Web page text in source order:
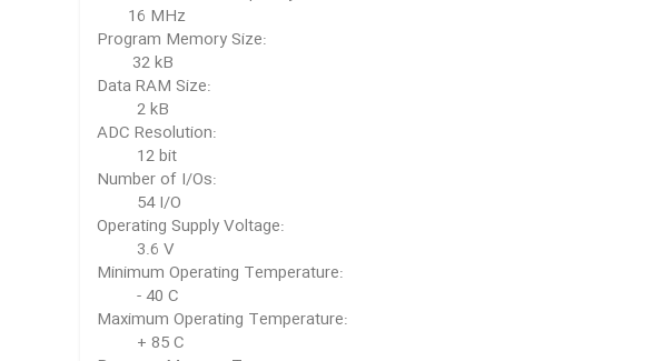
16 MHz
Program Memory Size:
32 kB
Data RAM Size:
2 kB
ADC Resolution:
12 bit
Number of I/Os:
54 I/O
Operating Supply Voltage:
3.6 V
Minimum Operating Temperature:
- 40 C
Maximum Operating Temperature:
+ 85 C